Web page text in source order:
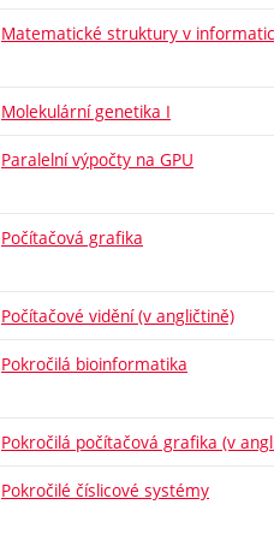
Matematické struktury v
Molekulární genetika I
Paralelní výpočty na GPU
Počítačová grafika
Počítačové vidění (v angličtině)
Pokročilá bioinformatika
Pokročilá počítačová grafika (v
Pokročilé číslicové systémy